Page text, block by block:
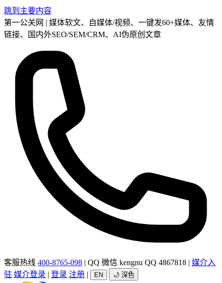
跳到主要内容
第一公关网 | 媒体软文、自媒体/视频、一键发60+媒体、友情
链接、国内外SEO/SEM/CRM、AI伪原创文章
客服热线 400-8765-098 | QQ 微信 kengnu QQ 4867818 | 媒介入
驻 媒介登录 | 登录 注册 | EN 🌙 深色